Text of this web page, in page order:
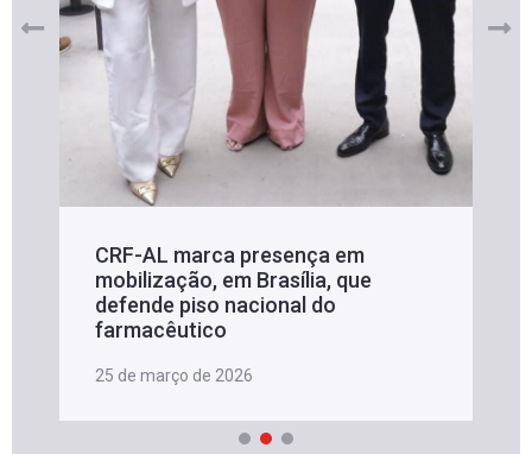
CRF-AL marca presença em
mobilização, em Brasília, que
defende piso nacional do
farmacêutico
25 de março de 2026